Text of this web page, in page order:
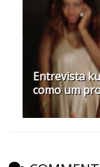
Entrevista
como um